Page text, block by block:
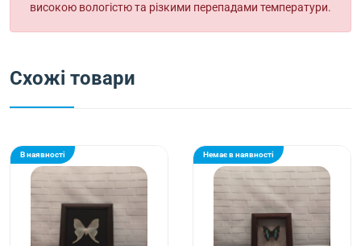
високою вологістю та різкими перепадами температури.
Схожі товари
В наявності Немає в наявності